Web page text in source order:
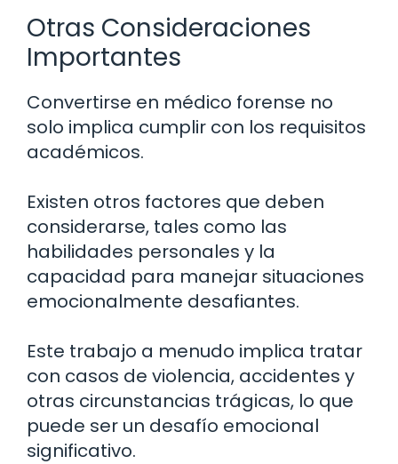
Otras Consideraciones
Importantes
Convertirse en médico forense no
solo implica cumplir con los requisitos
académicos.
Existen otros factores que deben
considerarse, tales como las
habilidades personales y la
capacidad para manejar situaciones
emocionalmente desafiantes.
Este trabajo a menudo implica tratar
con casos de violencia, accidentes y
otras circunstancias trágicas, lo que
puede ser un desafío emocional
significativo.